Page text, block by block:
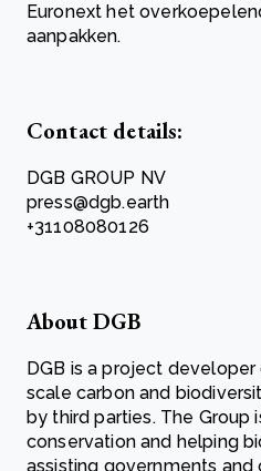
Euronext het
aanpakken.
Contact details:
DGB GROUP NV
press@dgb.earth
+31108080126
About DGB
DGB is a project
scale carbon and
by third parties. The Group
conservation and helping
assisting governments and